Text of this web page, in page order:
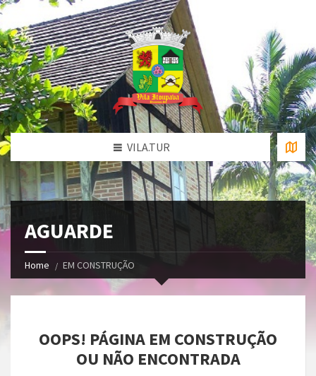
VILA.TUR
AGUARDE
Home EM CONSTRUÇÃO
OOPS! PÁGINA EM CONSTRUÇÃO
OU NÃO ENCONTRADA